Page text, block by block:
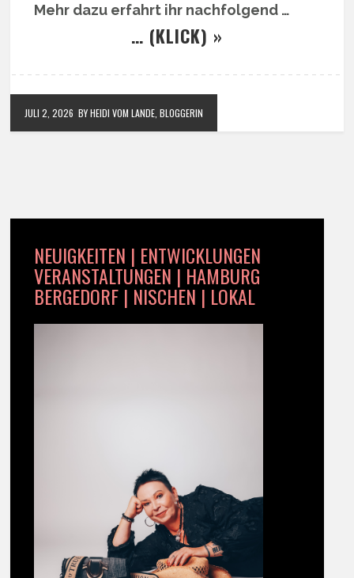
Mehr dazu erfahrt ihr nachfolgend …
… (KLICK) »
JULI 2, 2026 BY HEIDI VOM LANDE, BLOGGERIN
NEUIGKEITEN | ENTWICKLUNGEN
VERANSTALTUNGEN | HAMBURG
BERGEDORF | NISCHEN | LOKAL